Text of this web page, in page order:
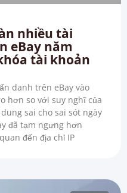
nhiều tài
eBay năm
tài khoản
danh trên eBay vào
hơn so với suy nghĩ của
sai cho sai sót ngày
đã tạm ngưng hơn
đến địa chỉ IP